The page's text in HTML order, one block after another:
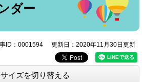
ダー
ID：0001594 更新日：2020年11月30日更新
イズを切り替える